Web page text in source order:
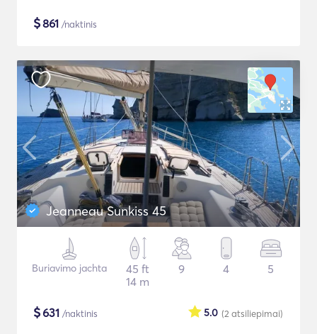
$861 /naktinis
Jeanneau Sunkiss 45
Buriavimo jachta
45 ft
14 m
9 4 5
$631 /naktinis (2 atsiliepimai)
5.0